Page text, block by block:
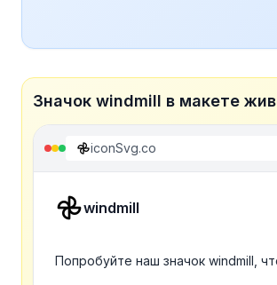
Значок windmill в макете
iconSvg.co
windmill
Попробуйте наш значок windmill,